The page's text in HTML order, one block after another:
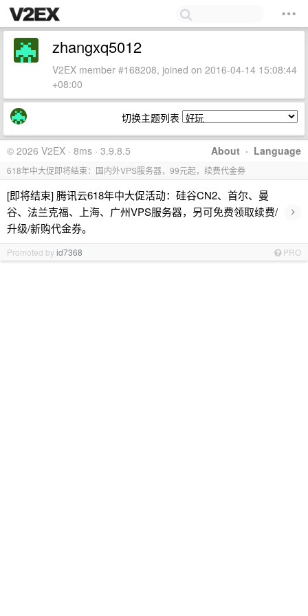
zhangxq5012
V2EX member #168208, joined on 2016-04-14 15:08:44
+08:00
切换主题列表
About · Language
© 2026 V2EX · 8ms · 3.9.8.5
618年中大促即将结束：国内外VPS服务器，99元起，续费代金券
[即将结束] 腾讯云618年中大促活动：硅谷CN2、首尔、曼
谷、法兰克福、上海、广州VPS服务器，另可免费领取续费/
升级/新购代金券。
›
Promoted byid7368 PRO